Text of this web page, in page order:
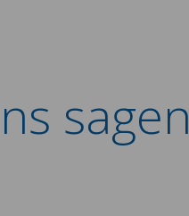
sagen